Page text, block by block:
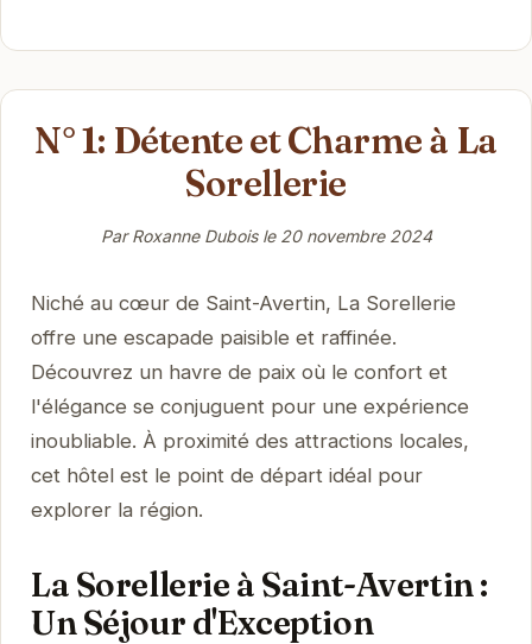
N° 1: Détente et Charme à La
Sorellerie
Par Roxanne Dubois le 20 novembre 2024
Niché au cœur de Saint-Avertin, La Sorellerie
offre une escapade paisible et raffinée.
Découvrez un havre de paix où le confort et
l'élégance se conjuguent pour une expérience
inoubliable. À proximité des attractions locales,
cet hôtel est le point de départ idéal pour
explorer la région.
La Sorellerie à Saint-Avertin :
Un Séjour d'Exception